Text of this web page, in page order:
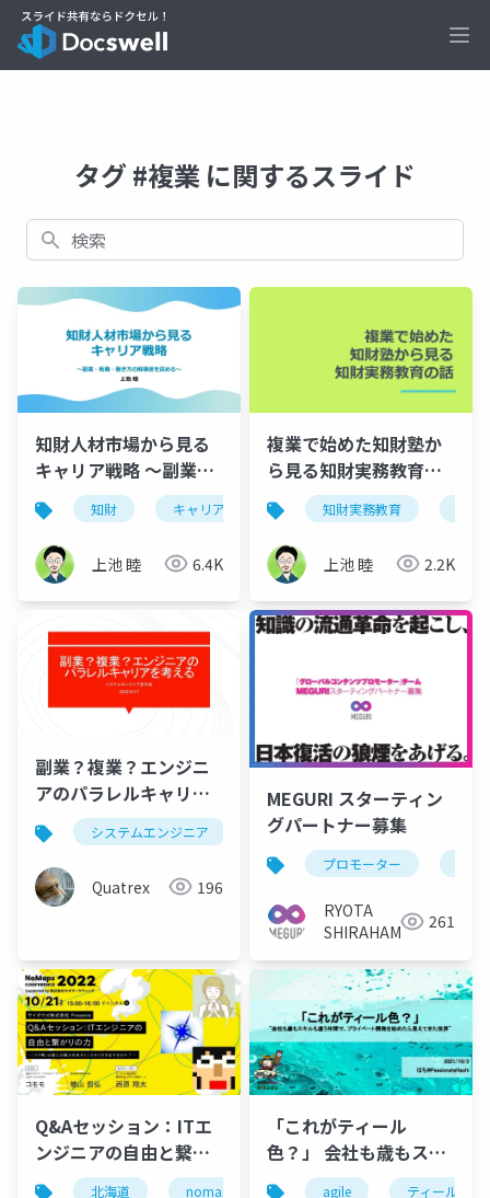
タグ #複業 に関するスライド
検索
知財人材市場から見る
キャリア戦略 ～副業・
転職・働き方の解像度
を高める～
知財 キャリア 複業 転職
上池 睦 6.4K
複業で始めた知財塾か
ら見る知財実務教育の
話
知財実務教育
上池 睦 2.2K
副業？複業？エンジニ
アのパラレルキャリア
を考える（アンケート
結果）
システムエンジニア 副業 複業
Quatrex 196
MEGURI スターティン
グパートナー募集
プロモーター
RYOTA
SHIRAHAMA
261
Q&Aセッション：ITエ
ンジニアの自由と繋が
りの力～「フク業」は
北海道 nomaps 副業 複業
「これがティール
色？」 会社も歳もスキ
ルも違う仲間で、プラ
agile ティール組織